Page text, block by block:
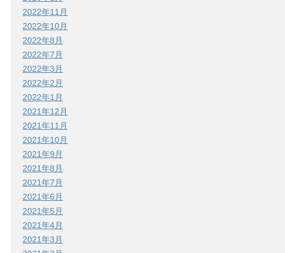
2022年11月
2022年10月
2022年8月
2022年7月
2022年3月
2022年2月
2022年1月
2021年12月
2021年11月
2021年10月
2021年9月
2021年8月
2021年7月
2021年6月
2021年5月
2021年4月
2021年3月